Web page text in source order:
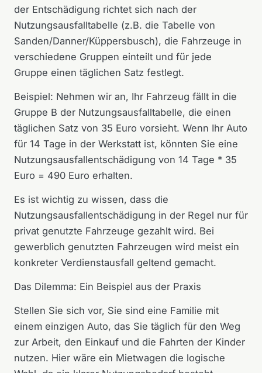
der Entschädigung richtet sich nach der
Nutzungsausfalltabelle (z.B. die Tabelle von
Sanden/Danner/Küppersbusch), die Fahrzeuge in
verschiedene Gruppen einteilt und für jede
Gruppe einen täglichen Satz festlegt.
Beispiel: Nehmen wir an, Ihr Fahrzeug fällt in die
Gruppe B der Nutzungsausfalltabelle, die einen
täglichen Satz von 35 Euro vorsieht. Wenn Ihr Auto
für 14 Tage in der Werkstatt ist, könnten Sie eine
Nutzungsausfallentschädigung von 14 Tage * 35
Euro = 490 Euro erhalten.
Es ist wichtig zu wissen, dass die
Nutzungsausfallentschädigung in der Regel nur für
privat genutzte Fahrzeuge gezahlt wird. Bei
gewerblich genutzten Fahrzeugen wird meist ein
konkreter Verdienstausfall geltend gemacht.
Das Dilemma: Ein Beispiel aus der Praxis
Stellen Sie sich vor, Sie sind eine Familie mit
einem einzigen Auto, das Sie täglich für den Weg
zur Arbeit, den Einkauf und die Fahrten der Kinder
nutzen. Hier wäre ein Mietwagen die logische